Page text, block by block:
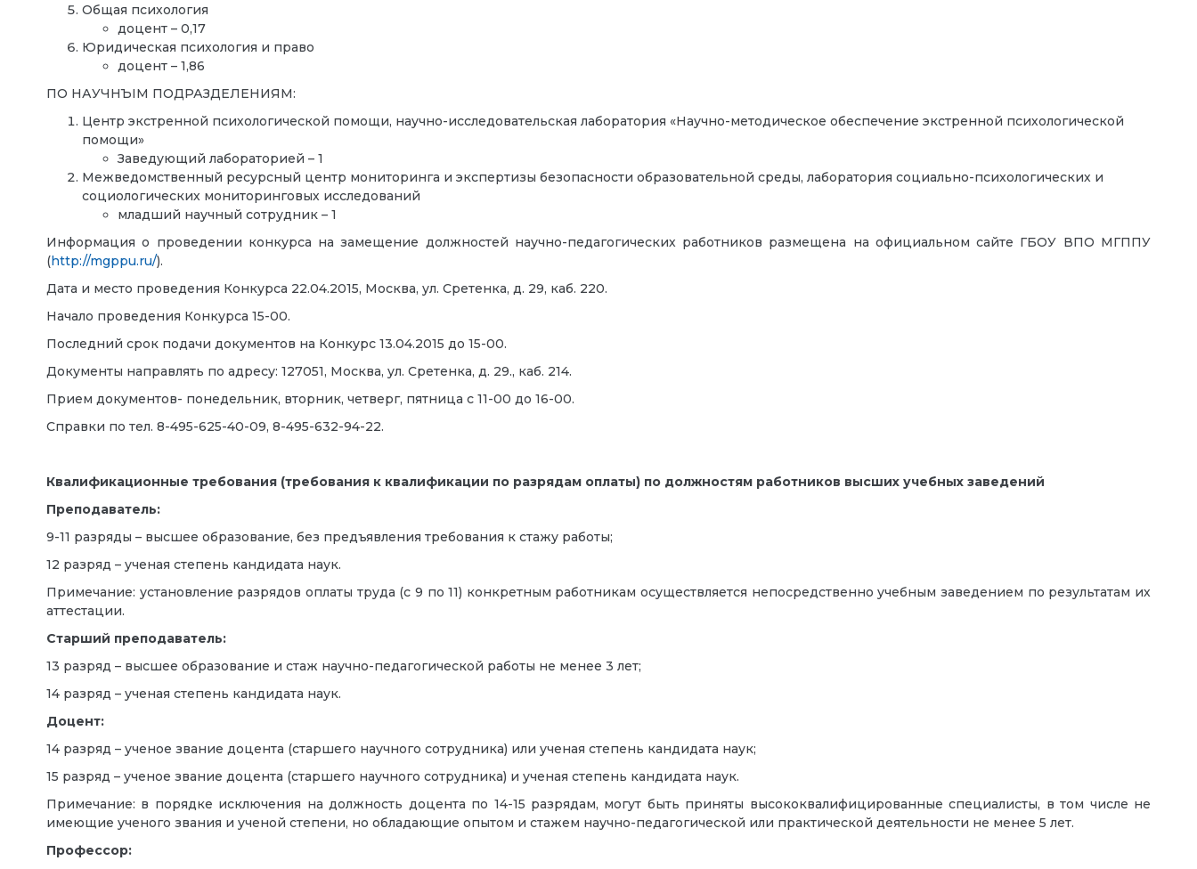
Общая психология
доцент – 0,17
Юридическая психология и право
доцент – 1,86
ПО НАУЧНЪIМ ПОДРАЗДЕЛЕНИЯМ:
Центр экстренной психологической помощи, научно-исследовательская лаборатория «Научно-методическое обеспечение экстренной психологической
помощи»
Заведующий лабораторией – 1
Межведомственный ресурсный центр мониторинга и экспертизы безопасности образовательной среды, лаборатория социально-психологических и
социологических мониторинговых исследований
младший научный сотрудник – 1
Информация о проведении конкурса на замещение должностей научно-педагогических работников размещена на официальном сайте ГБОУ ВПО МГППУ
(http://mgppu.ru/).
Дата и место проведения Конкурса 22.04.2015, Москва, ул. Сретенка, д. 29, каб. 220.
Начало проведения Конкурса 15-00.
Последний срок подачи документов на Конкурс 13.04.2015 до 15-00.
Документы направлять по адресу: 127051, Москва, ул. Сретенка, д. 29., каб. 214.
Прием документов- понедельник, вторник, четверг, пятница с 11-00 до 16-00.
Справки по тел. 8-495-625-40-09, 8-495-632-94-22.
Квалификационные требования (требования к квалификации по разрядам оплаты) по должностям работников высших учебных заведений
Преподаватель:
9-11 разряды – высшее образование, без предъявления требования к стажу работы;
12 разряд – ученая степень кандидата наук.
Примечание: установление разрядов оплаты труда (с 9 по 11) конкретным работникам осуществляется непосредственно учебным заведением по результатам их
аттестации.
Старший преподаватель:
13 разряд – высшее образование и стаж научно-педагогической работы не менее 3 лет;
14 разряд – ученая степень кандидата наук.
Доцент:
14 разряд – ученое звание доцента (старшего научного сотрудника) или ученая степень кандидата наук;
15 разряд – ученое звание доцента (старшего научного сотрудника) и ученая степень кандидата наук.
Примечание: в порядке исключения на должность доцента по 14-15 разрядам, могут быть приняты высококвалифицированные специалисты, в том числе не
имеющие ученого звания и ученой степени, но обладающие опытом и стажем научно-педагогической или практической деятельности не менее 5 лет.
Профессор: